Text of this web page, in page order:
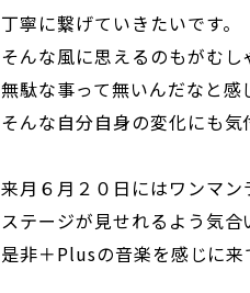
丁寧に繋げていきたいです。
そんな風に思えるのもがむ
無駄な事って無いんだなと感
そんな自分自身の変化にも気
来月６月２０日にはワンマ
ステージが見せれるよう気合
是非＋Plusの音楽を感じに来